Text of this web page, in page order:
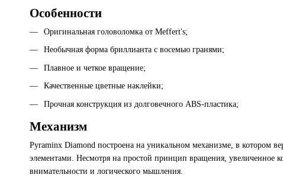
Особенности
Оригинальная головоломка от Meffert's;
Необычная форма бриллианта с восемью гранями;
Плавное и четкое вращение;
Качественные цветные наклейки;
Прочная конструкция из долговечного ABS-пластика;
Механизм
Pyraminx Diamond построена на уникальном механизме, в котором
элементами. Несмотря на простой принцип вращения, увеличенное
внимательности и логического мышления.